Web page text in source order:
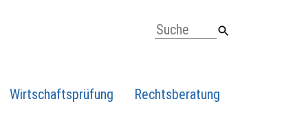
Wirtschaftsprüfung Rechtsberatung